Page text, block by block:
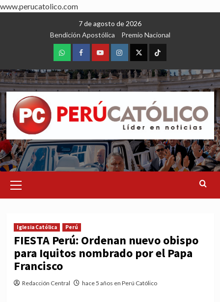
www.perucatolico.com
7 de agosto de 2026
Bendición Apostólica
Premio Nacional
WhatsAppFacebookYoutubeInstagram
X TikTok
Menu
Iglesia Católica Perú
FIESTA Perú: Ordenan nuevo obispo
para Iquitos nombrado por el Papa
Francisco
Redacción Central hace 5 años en Perú Católico